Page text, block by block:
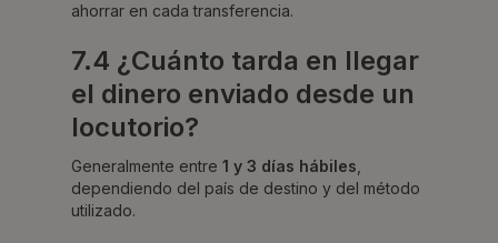
ahorrar en cada transferencia.
7.4 ¿Cuánto tarda en llegar
el dinero enviado desde un
locutorio?
Generalmente entre 1 y 3 días hábiles
dependiendo del país de destino y del método
utilizado.